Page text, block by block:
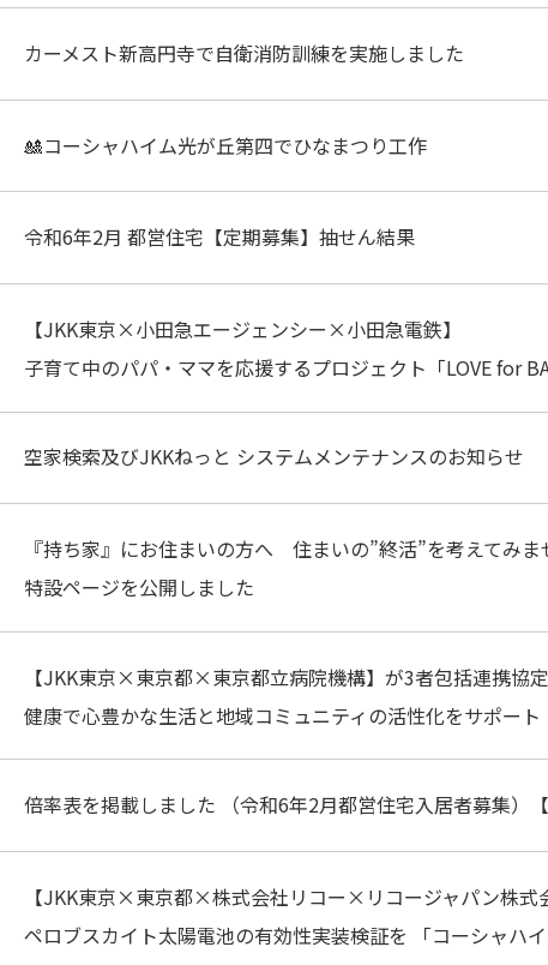
カーメスト新高円寺で自衛消防訓練を実施しました
🎎コーシャハイム光が丘第四でひなまつり工作
令和6年2月 都営住宅【定期募集】抽せん結果
【JKK東京×小田急エージェンシー×小田急電鉄】
子育て中のパパ・ママを応援するプロジェクト「LOVE for
空家検索及びJKKねっと システムメンテナンスのお知らせ
『持ち家』にお住まいの方へ 住まいの”終活”を考えてみま
特設ページを公開しました
【JKK東京×東京都×東京都立病院機構】が3者包括連携協
健康で心豊かな生活と地域コミュニティの活性化をサポート
倍率表を掲載しました （令和6年2月都営住宅入居者募集）【
【JKK東京×東京都×株式会社リコー×リコージャパン株式
ペロブスカイト太陽電池の有効性実装検証を 「コーシャハ